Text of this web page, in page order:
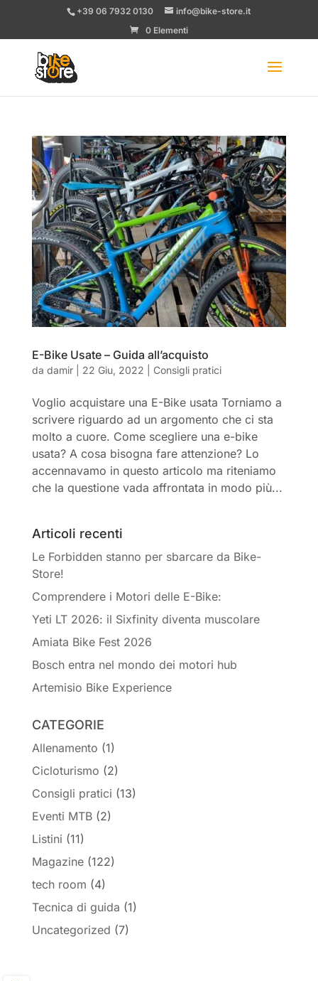
+39 06 7932 0130
info@bike-store.it
0 Elementi
E-Bike Usate – Guida all’acquisto
da damir| 22 Giu, 2022 Consigli pratici
Voglio acquistare una E-Bike usata Torniamo a
scrivere riguardo ad un argomento che ci sta
molto a cuore. Come scegliere una e-bike
usata? A cosa bisogna fare attenzione? Lo
accennavamo in questo articolo ma riteniamo
che la questione vada affrontata in modo più...
Articoli recenti
Le Forbidden stanno per sbarcare da Bike-
Store!
Comprendere i Motori delle E-Bike:
Yeti LT 2026: il Sixfinity diventa muscolare
Amiata Bike Fest 2026
Bosch entra nel mondo dei motori hub
Artemisio Bike Experience
CATEGORIE
Allenamento (1)
Cicloturismo (2)
Consigli pratici (13)
Eventi MTB(2)
Listini (11)
Magazine(122)
tech room (4)
Tecnica di guida (1)
Uncategorized (7)